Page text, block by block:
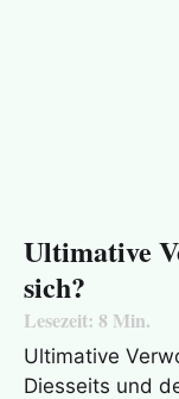
Ultimative
sich?
Lesezeit: 8 Min.
Ultimative
Diesseits und